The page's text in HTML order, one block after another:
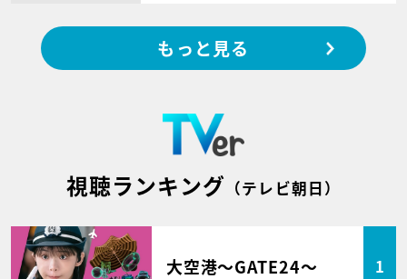
もっと見る
視聴ランキング （テレビ朝日）
大空港～GATE24～ 1